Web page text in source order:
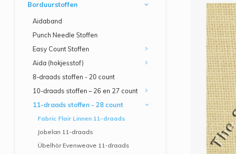
Borduurstoffen
Aidaband
Punch Needle Stoffen
Easy Count Stoffen
Aida (hokjesstof)
8-draads stoffen - 20 count
10-draads stoffen – 26 en 27 count
11-draads stoffen - 28 count
Fabric Flair Linnen 11-draads
Jobelan 11-draads
Übelhör Evenweave 11-draads